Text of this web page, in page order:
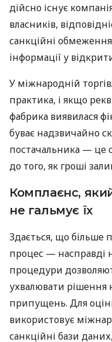
дійсно існує
власників,
санкційні обмеження
інформації у
У міжнародній
практика, і якщо
фабрика виявилася
буває надзвичайно
постачальника — це
до того, як гроші
Комплаєнс,
не гальмує їх
Здається, що більше
процес — насправді
процедури
ухвалювати рішення
припущень. Для
використовує
санкційні бази